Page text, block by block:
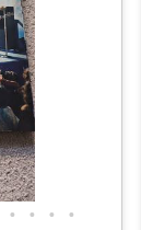
• • • •